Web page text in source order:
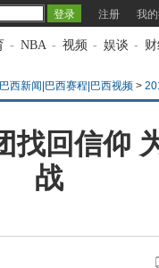
注册 我
- NBA - 视频 - 娱谈 -
西新闻|巴西赛程|巴西视频 >
找回信仰
战